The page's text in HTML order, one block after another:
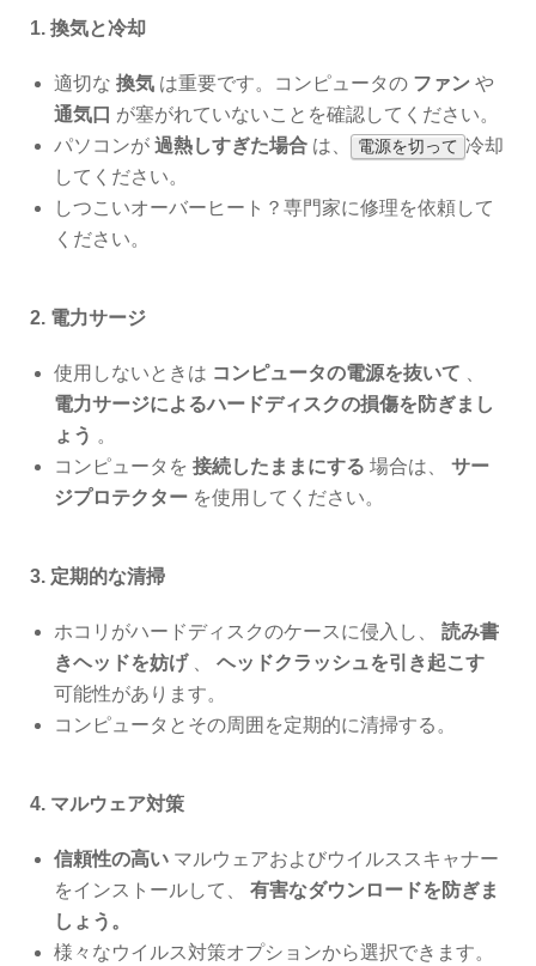
1. 換気と冷却
適切な 換気 は重要です。コンピュータの ファン や
通気口 が塞がれていないことを確認してください。
パソコンが 過熱しすぎた場合 は、 電源を切って 冷却
してください。
しつこいオーバーヒート？専門家に修理を依頼して
ください。
2. 電力サージ
使用しないときは コンピュータの電源を抜いて
電力サージによるハードディスクの損傷を防ぎまし
ょう 。
コンピュータを 接続したままにする 場合は、 サー
ジプロテクター を使用してください。
3. 定期的な清掃
ホコリがハードディスクのケースに侵入し、 読み書
きヘッドを妨げ、 ヘッドクラッシュを引き起こす
可能性があります。
コンピュータとその周囲を定期的に清掃する。
4. マルウェア対策
信頼性の高い マルウェアおよびウイルススキャナー
をインストールして、 有害なダウンロードを防ぎま
しょう。
様々なウイルス対策オプションから選択できます。